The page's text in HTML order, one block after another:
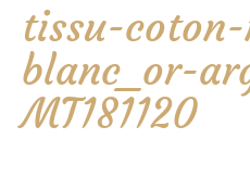
tissu-
blanc_or-
MT181120